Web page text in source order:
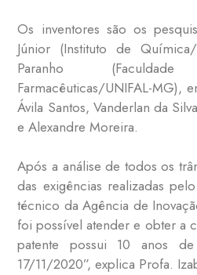
Os inventores são os
Júnior (Instituto de
Paranho
Farmacêuticas/UNIFAL-MG),
Ávila Santos, Vanderlan da
e Alexandre Moreira.
Após a análise de todos os
das exigências realizadas
técnico da Agência de
foi possível atender e obter a
patente possui 10 anos
17/11/2020”, explica Profa.